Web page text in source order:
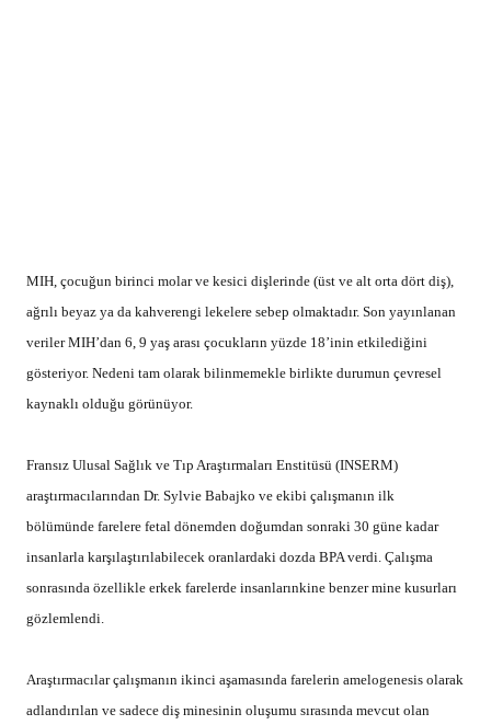
gözlemlendi.
Araştırmacılar çalışmanın ikinci aşamasında farelerin amelogenesis olarak
adlandırılan ve sadece diş minesinin oluşumu sırasında mevcut olan
ameloblast hücrelerini incelediler.
Dr. Babajko, Amelogenesis’in, insanlarda fetal gelişimin üçüncü ayından
doğumdan sonraki 3 ya da 4. yıla kadar olan döneminde gerçekleştiğini,
bu hücresel denemenin de cinsiyet hormonlarının dişteki epitel hücreleri
etkilediğini söyleyerekbu moleküllerin organ gelişiminde rol oynayan
cinsiyet hormonları, homeostasis ve hormona duyarlı kanserler için
reseptör olduğunu belirtti.
Dr. Babajkokonuşmasının sonunda östrojen aktivitesindeki bir artışın,
diş minesi üzerindeki etkisinin dişilere oranla erkek farelerde daha fazla